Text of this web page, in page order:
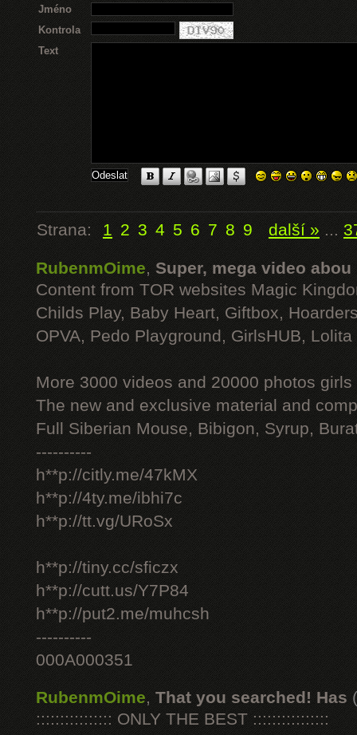
Jméno
Kontrola
Text
Strana: 1 2 3 4 5 6 7 8 9 další » ...
RubenmOime, Super, mega video abou
Content from TOR websites Magic
Childs Play, Baby Heart, Giftbox,
OPVA, Pedo Playground, GirlsHUB, Lolita
More 3000 videos and 20000 photos
The new and exclusive material and
Full Siberian Mouse, Bibigon, Syrup,
----------
h**p://citly.me/47kMX
h**p://4ty.me/ibhi7c
h**p://tt.vg/URoSx
h**p://tiny.cc/sficzx
h**p://cutt.us/Y7P84
h**p://put2.me/muhcsh
----------
000A000351
RubenmOime, That you searched! Has
:::::::::::::::: ONLY THE BEST ::::::::::::::::